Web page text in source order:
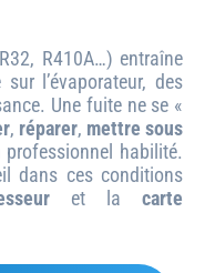
R410A…) entraîne
l’évaporateur, des
Une fuite ne se «
, réparer, mettre sous
habilité.
dans ces conditions
et la carte